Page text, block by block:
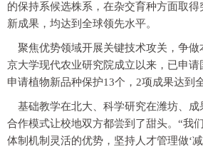
的保持系候选株系，在杂交育种方面取
新成果，均达到全球领先水平。
聚焦优势领域开展关键技术攻关，争做
京大学现代农业研究院成立以来，已申请
申请植物新品种保护13个，2项成果达到
基础教学在北大、科学研究在潍坊、
合作模式让校地双方都尝到了甜头。“我
体制机制灵活的优势，坚持人才管理做‘